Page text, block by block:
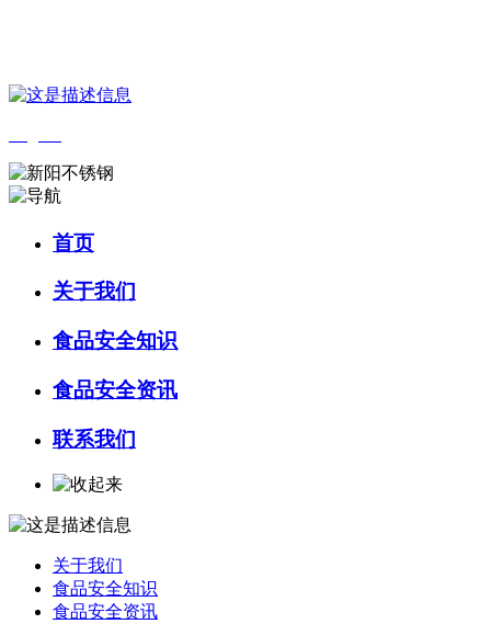
首页
关于我们
食品安全知识
食品安全资讯
联系我们
关于我们
食品安全知识
食品安全资讯